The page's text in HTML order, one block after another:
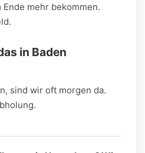
mehr bekommen.
in Baden
sind wir oft morgen da.